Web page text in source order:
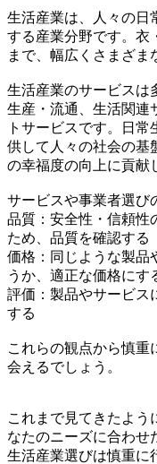
生活産業は、人々の日
する産業分野です。衣
まで、幅広くさまざま
生活産業のサービスは
生産・流通、生活関連
トサービスです。日
供して人々の社会の基
の幸福度の向上に貢献
サービスや事業者選び
品質：安全性・信頼性
ため、品質を確認する
価格：同じような製品
うか、適正な価格にす
評価：製品やサービス
する
これらの観点から慎重
会えるでしょう。
これまで見てきたよう
なたのニーズに合わせ
生活産業選びは慎重に